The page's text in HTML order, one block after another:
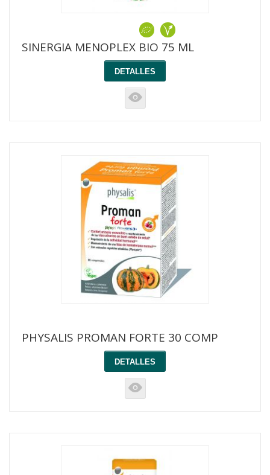
SINERGIA MENOPLEX BIO 75 ML
DETALLES
K
PHYSALIS PROMAN FORTE 30 COMP
DETALLES
K